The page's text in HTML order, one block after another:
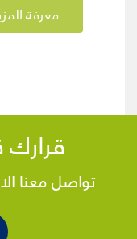
معرفة
تواصل معنا